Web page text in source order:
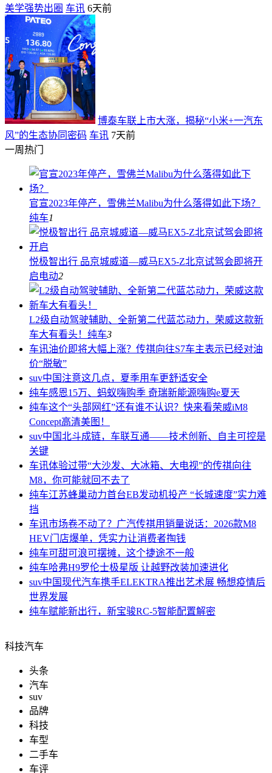
美学强势出圈 车讯 6天前
博泰车联上市大涨，揭秘“小米+一汽东
风”的生态协同密码 车讯 7天前
一周热门
官宣2023年停产，雪佛兰Malibu为什么落得如此下场？
纯车1
悦极智出行 品京城威道—威马EX5-Z北京试驾会即将开
启电动2
L2级自动驾驶辅助、全新第二代蓝芯动力，荣威这款新
车大有看头！ 纯车3
车讯油价即将大幅上涨？传祺向往S7车主表示已经对油
价“脱敏”
suv中国注意这几点，夏季用车更舒适安全
纯车感恩15万、蚂蚁嗨购季 奇瑞新能源嗨购e夏天
纯车这个“头部网红”还有谁不认识？快来看荣威iM8
Concept高清美图！
suv中国北斗成链，车联互通——技术创新、自主可控是
关键
车讯体验过带“大沙发、大冰箱、大电视”的传祺向往
M8，你可能就回不去了
纯车江苏蜂巢动力首台EB发动机投产 “长城速度”实力难
挡
车讯市场卷不动了？广汽传祺用销量说话：2026款M8
HEV门店爆单，凭实力让消费者掏钱
纯车可甜可浪可摆摊，这个捷途不一般
纯车哈弗H9罗伦士极星版 让越野改装加速进化
suv中国现代汽车携手ELEKTRA推出艺术展 畅想疫情后
世界发展
纯车赋能新出行，新宝骏RC-5智能配置解密
科技汽车
头条
汽车
suv
品牌
科技
车型
二手车
车评